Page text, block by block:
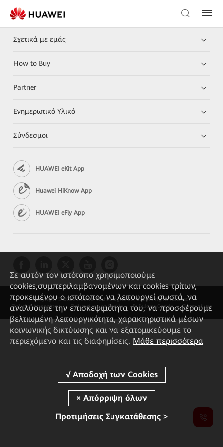
Σχετικά με εμάς
How to Buy
Partner
Ενημερωτικό Υλικό
Σύνδεσμοι
HUAWEI eKit App
Huawei HiKnow App
HUAWEI eFly App
Copyright © 2026 Huawei Technologies Co., Ltd. All rights reserved.
Πολιτική Απορρήτου
Πολιτική για τα Cookie Ρυθμίσεις Cookie Terms of use
Σε αυτόν τον ιστότοπο χρησιμοποιούμε
cookies,συμπεριλαμβανομένων και cookies τρίτων,
προκειμένου ο ιστότοπος να λειτουργεί σωστά, να
αναλύουμε την επισκεψιμότητα του, να προσφέρουμε
βελτιωμένη λειτουργικότητα, χαρακτηριστικά μέσων
κοινωνικής δικτύωσης και να εξατομικεύουμε το
περιεχόμενο και τις διαφημίσεις. Μάθε περισσότερα
Προτιμήσεις Συγκατάθεσης >